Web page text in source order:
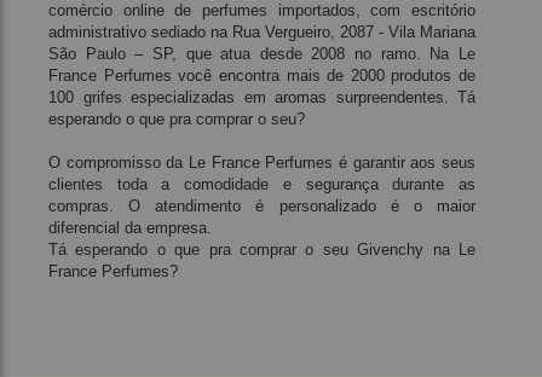
comércio online de perfumes importados, com escritório
administrativo sediado na Rua Vergueiro, 2087 - Vila Mariana
São Paulo – SP, que atua desde 2008 no ramo. Na Le
France Perfumes você encontra mais de 2000 produtos de
100 grifes especializadas em aromas surpreendentes. Tá
esperando o que pra comprar o seu?
O compromisso da Le France Perfumes é garantir aos seus
clientes toda a comodidade e segurança durante as
compras. O atendimento é personalizado é o maior
diferencial da empresa.
Tá esperando o que pra comprar o seu Givenchy na Le
France Perfumes?